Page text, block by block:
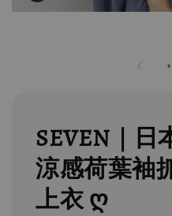
1
SEVEN｜日
涼感荷葉袖
上衣 ღ